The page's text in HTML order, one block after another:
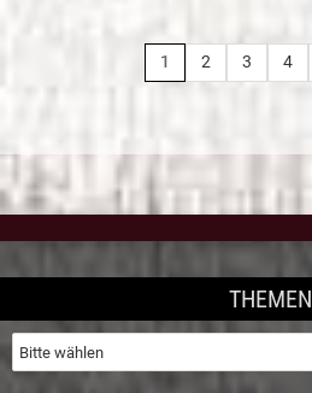
1 2 3 4
THEMEN